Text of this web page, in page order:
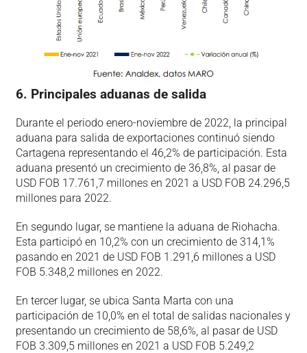
6. Principales aduanas de salida
Durante el periodo enero-noviembre de 2022, la principal
aduana para salida de exportaciones continuó siendo
Cartagena representando el 46,2% de participación. Esta
aduana presentó un crecimiento de 36,8%, al pasar de
USD FOB 17.761,7 millones en 2021 a USD FOB 24.296,5
millones para 2022.
En segundo lugar, se mantiene la aduana de Riohacha.
Esta participó en 10,2% con un crecimiento de 314,1%
pasando en 2021 de USD FOB 1.291,6 millones a USD
FOB 5.348,2 millones en 2022.
En tercer lugar, se ubica Santa Marta con una
participación de 10,0% en el total de salidas nacionales y
presentando un crecimiento de 58,6%, al pasar de USD
FOB 3.309,5 millones en 2021 a USD FOB 5.249,2